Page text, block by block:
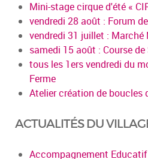
Mini-stage cirque d'été «
vendredi 28 août : Forum
vendredi 31 juillet : Marché
samedi 15 août : Course
tous les 1ers vendredi du
Ferme
Atelier création de boucles
ACTUALITÉS DU
Accompagnement